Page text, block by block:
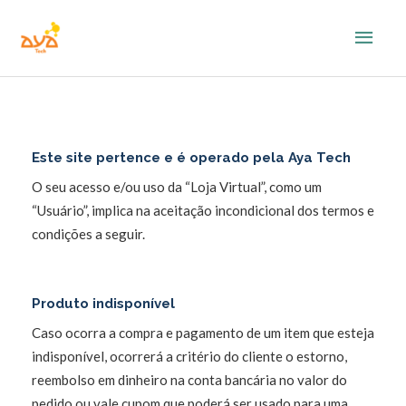
para
conteúdo
Este site pertence e é operado pela Aya Tech
O seu acesso e/ou uso da “Loja Virtual”, como um
“Usuário”, implica na aceitação incondicional dos termos e
condições a seguir.
Produto indisponível
Caso ocorra a compra e pagamento de um item que esteja
indisponível, ocorrerá a critério do cliente o estorno,
reembolso em dinheiro na conta bancária no valor do